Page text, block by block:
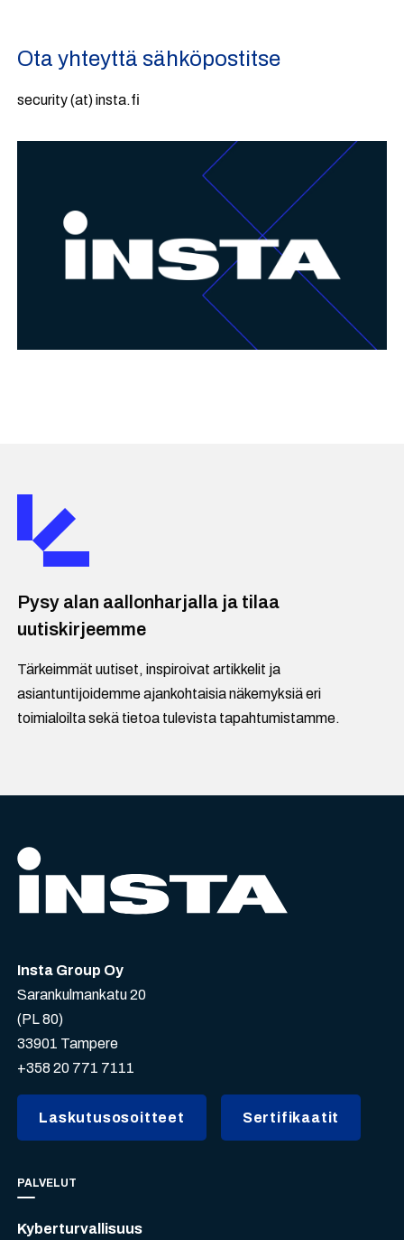
Ota yhteyttä sähköpostitse
security (at) insta.fi
Pysy alan aallonharjalla ja tilaa
uutiskirjeemme
Tärkeimmät uutiset, inspiroivat artikkelit ja
asiantuntijoidemme ajankohtaisia näkemyksiä eri
toimialoilta sekä tietoa tulevista tapahtumistamme.
Insta Group Oy
Sarankulmankatu 20
(PL 80)
33901 Tampere
+358 20 771 7111
Laskutusosoitteet Sertifikaatit
PALVELUT
Kyberturvallisuus